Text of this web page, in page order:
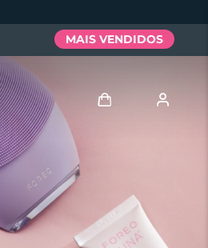
MAIS VENDIDOS
Meus aparelhos